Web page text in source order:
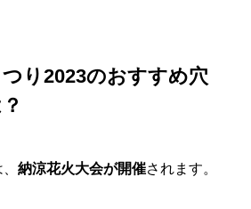
り2023のおすすめ穴
納涼花火大会が開催されます。